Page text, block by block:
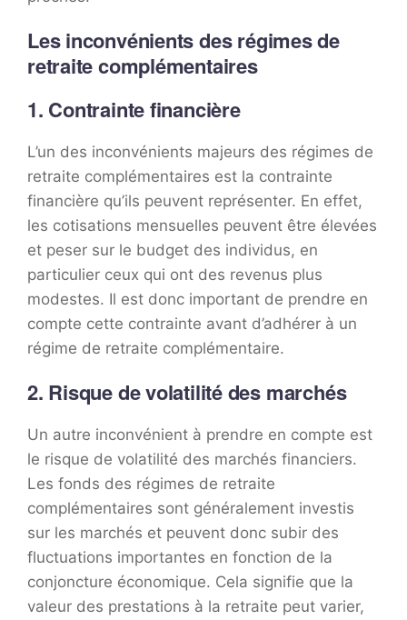
Les inconvénients des régimes de
retraite complémentaires
1. Contrainte financière
L’un des inconvénients majeurs des régimes de
retraite complémentaires est la contrainte
financière qu’ils peuvent représenter. En effet,
les cotisations mensuelles peuvent être élevées
et peser sur le budget des individus, en
particulier ceux qui ont des revenus plus
modestes. Il est donc important de prendre en
compte cette contrainte avant d’adhérer à un
régime de retraite complémentaire.
2. Risque de volatilité des marchés
Un autre inconvénient à prendre en compte est
le risque de volatilité des marchés financiers.
Les fonds des régimes de retraite
complémentaires sont généralement investis
sur les marchés et peuvent donc subir des
fluctuations importantes en fonction de la
conjoncture économique. Cela signifie que la
valeur des prestations à la retraite peut varier,